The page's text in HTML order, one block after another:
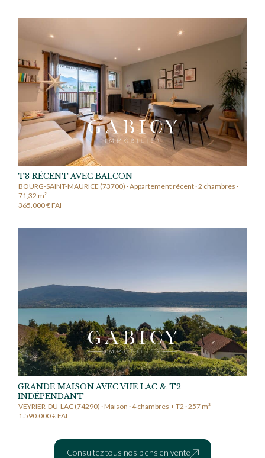
T3 RÉCENT AVEC BALCON
BOURG-SAINT-MAURICE (73700) · Appartement récent · 2 chambres ·
71,32 m²
365.000 € FAI
GRANDE MAISON AVEC VUE LAC & T2
INDÉPENDANT
VEYRIER-DU-LAC (74290) · Maison · 4 chambres + T2 · 257 m²
1.590.000 € FAI
Consultez tous nos biens en vente